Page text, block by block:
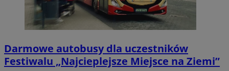
Darmowe autobusy dla uczestników
Festiwalu „Najcieplejsze Miejsce na Ziemi”